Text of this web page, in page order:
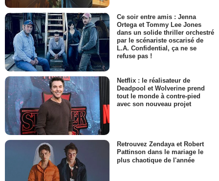
Ce soir entre amis : Jenna
Ortega et Tommy Lee Jones
dans un solide thriller orchestré
par le scénariste oscarisé de
L.A. Confidential, ça ne se
refuse pas !
Netflix : le réalisateur de
Deadpool et Wolverine prend
tout le monde à contre-pied
avec son nouveau projet
Retrouvez Zendaya et Robert
Pattinson dans le mariage le
plus chaotique de l'année